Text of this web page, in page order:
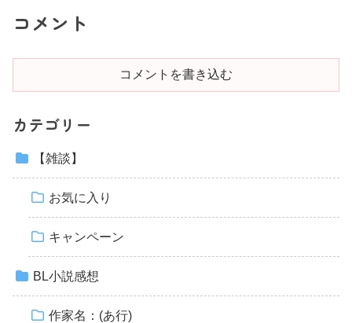
コメント
コメントを書き込む
カテゴリー
【雑談】
お気に入り
キャンペーン
BL小説感想
作家名：(あ行)